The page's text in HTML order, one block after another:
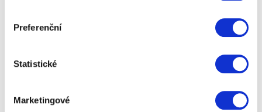
Preferenční
Statistické
Marketingové
očekávání, naděje a
přípravy na příchod Vánoc.
Jeho původní forma vytvořená Johannem
celém světě a přizpůsobila se různým kulturám a
tradicím. Bez ohledu na variace a modernizaci
zůstává adventní věnec symbolem víry, radosti a
očekávání.